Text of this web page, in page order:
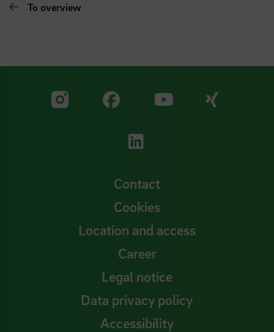
To overview
Visit our Facebook
Visit
Visit our LinkedIn
Contact
Cookies
Location and access
Career
Legal notice
Data privacy policy
Accessibility